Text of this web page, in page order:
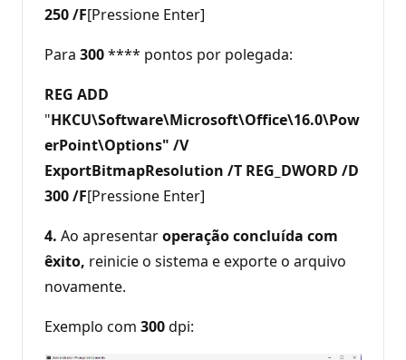
250 /F[Pressione Enter]
Para 300**** pontos por polegada:
REG ADD
"HKCU\Software\Microsoft\Office\16.0\Pow
erPoint\Options" /V
ExportBitmapResolution /T REG_DWORD /D
300 /F[Pressione Enter]
4. Ao apresentaroperação concluída com
êxito, reinicie o sistema e exporte o arquivo
novamente.
Exemplo com 300dpi: